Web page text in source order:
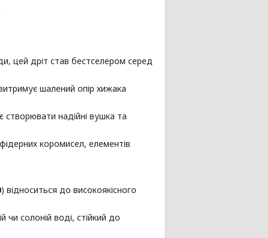
цей дріт став бестселером серед
шалений опір хижака
створювати надійні вушка та
коромисел, елементів
) відноситься до високоякісного
чи солоній воді, стійкий до